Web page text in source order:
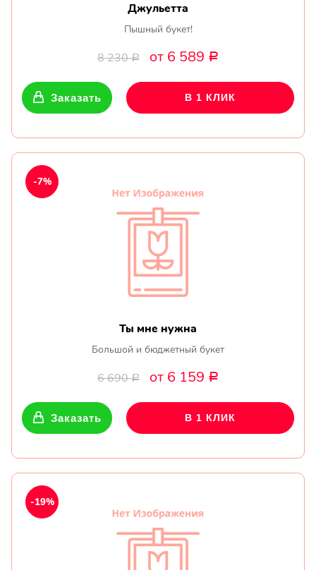
Джульетта
Пышный букет!
8 230Р от 6 589 Р
Заказать В 1 КЛИК
Ты мне нужна
Большой и бюджетный букет
6 690Р от 6 159 Р
-7%
Заказать В 1 КЛИК
-19%